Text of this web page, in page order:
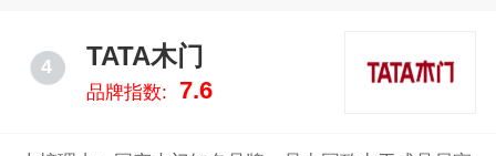
4 TATA木门
品牌指数: 7.6